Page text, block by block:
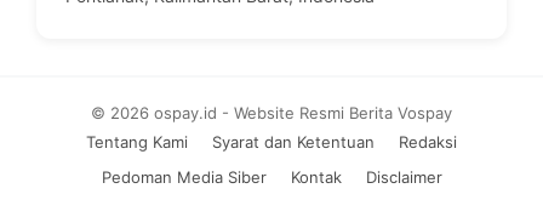
Tentang Kami Syarat dan Ketentuan
Redaksi
Pedoman Media Siber
Kontak Disclaimer
© 2026 ospay.id - Website Resmi Berita Vospay